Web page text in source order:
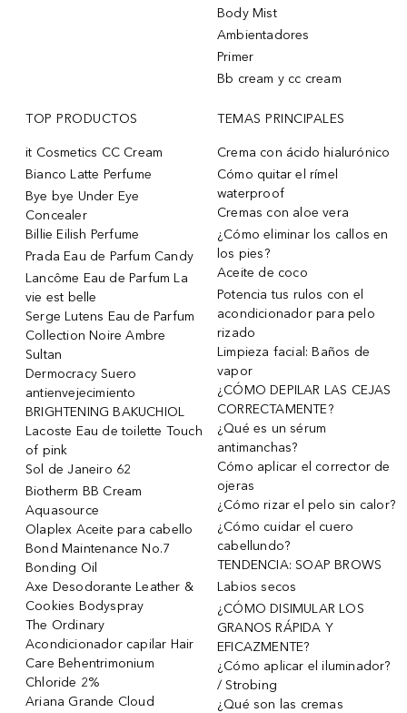
Body Mist
Ambientadores
Primer
Bb cream y cc cream
TOP PRODUCTOS
it Cosmetics CC Cream
Bianco Latte Perfume
Bye bye Under Eye
Concealer
Billie Eilish Perfume
Prada Eau de Parfum Candy
Lancôme Eau de Parfum La
vie est belle
Serge Lutens Eau de Parfum
Collection Noire Ambre
Sultan
Dermocracy Suero
antienvejecimiento
BRIGHTENING BAKUCHIOL
Lacoste Eau de toilette Touch
of pink
Sol de Janeiro 62
Biotherm BB Cream
Aquasource
Olaplex Aceite para cabello
Bond Maintenance No.7
Bonding Oil
Axe Desodorante Leather &
Cookies Bodyspray
The Ordinary
Acondicionador capilar Hair
Care Behentrimonium
Chloride 2%
Ariana Grande Cloud
TEMAS PRINCIPALES
Crema con ácido hialurónico
Cómo quitar el rímel
waterproof
Cremas con aloe vera
¿Cómo eliminar los callos en
los pies?
Aceite de coco
Potencia tus rulos con el
acondicionador para pelo
rizado
Limpieza facial: Baños de
vapor
¿CÓMO DEPILAR LAS CEJAS
CORRECTAMENTE?
¿Qué es un sérum
antimanchas?
Cómo aplicar el corrector de
ojeras
¿Cómo rizar el pelo sin calor?
¿Cómo cuidar el cuero
cabellundo?
TENDENCIA: SOAP BROWS
Labios secos
¿CÓMO DISIMULAR LOS
GRANOS RÁPIDA Y
EFICAZMENTE?
¿Cómo aplicar el iluminador?
/ Strobing
¿Qué son las cremas